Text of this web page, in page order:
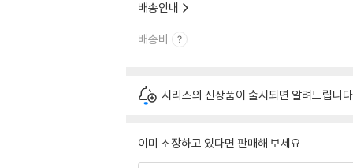
배송안내
배송비
시리즈의 신상품이 출시되면 알려드립니
이미 소장하고 있다면 판매해 보세요.